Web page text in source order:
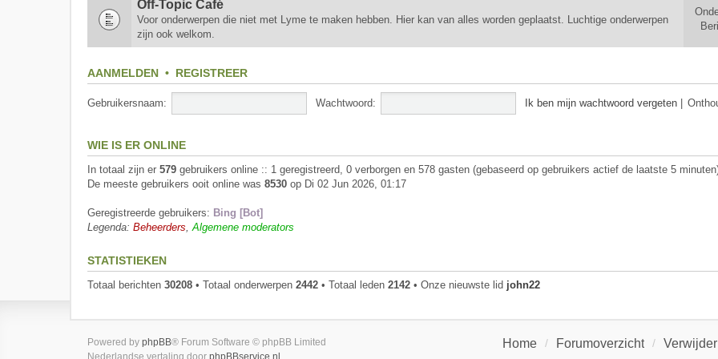
Off-Topic Café
Voor onderwerpen die niet met Lyme te maken hebben. Hier kan van alles worden geplaatst. Luchtige onderwerpen
zijn ook welkom.
AANMELDEN • REGISTREER
Gebruikersnaam: Wachtwoord: Ik ben mijn wachtwoord vergeten
WIE IS ER ONLINE
In totaal zijn er 579 gebruikers online :: 1 geregistreerd, 0 verborgen en 578 gasten (gebaseerd op gebruikers actief de laatste 5
De meeste gebruikers ooit online was 8530 op Di 02 Jun 2026, 01:17
Geregistreerde gebruikers: Bing [Bot]
Legenda: Beheerders,Algemene moderators
STATISTIEKEN
Totaal berichten 30208 • Totaal onderwerpen 2442 • Totaal leden 2142 • Onze nieuwste lid john22
Home Forumoverzicht
Powered by phpBB® Forum Software © phpBB Limited
Nederlandse vertaling door phpBBservice.nl